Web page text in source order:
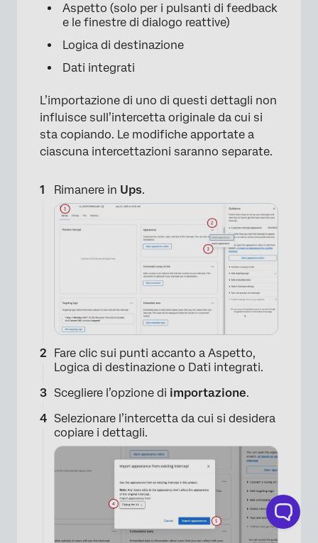
×
Aspetto (solo per i pulsanti di feedback
e le finestre di dialogo reattive)
Logica di destinazione
Dati integrati
L’importazione di uno di questi dettagli non
influisce sull’intercetta originale da cui si
sta copiando. Le modifiche apportate a
ciascuna intercettazioni saranno separate.
Rimanere in Ups.
Fare clic sui punti accanto a Aspetto,
Logica di destinazione o Dati integrati.
Scegliere l’opzione di importazione.
Selezionare l’intercetta da cui si desidera
copiare i dettagli.